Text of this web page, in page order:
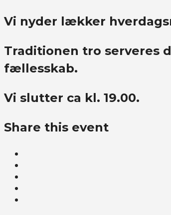
Vi nyder lækker
Traditionen tro serveres
fællesskab.
Vi slutter ca kl. 19.00.
Share this event